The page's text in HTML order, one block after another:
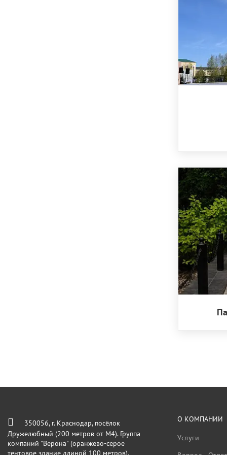
350056, г. Краснодар, посёлок
Дружелюбный (200 метров от М4). Группа
компаний "Верона" (оранжево-серое
тентовое здание длиной 100 метров).
О КОМПАНИИ
Услуги